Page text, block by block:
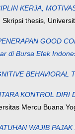
KERJA,
Skripsi thesis,
GOOD
di Bursa Efek
BEHAVIORAL
KONTROL DIRI
Mercu Buana
WAJIB